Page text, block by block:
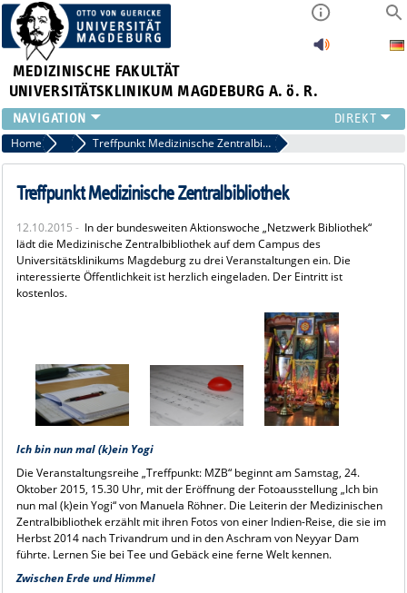
MEDIZINISCHE FAKULTÄT
UNIVERSITÄTSKLINIKUM MAGDEBURG A. ö. R.
INSTITUTE
KLINIKEN
ZENTRALE EINRICHTUNGEN
PRESSE
ÜBER UNS
INTERNATIONAL
INTRANET
Home Archiv 2015 Treffpunkt Medizinische Zentralbibliothek
Treffpunkt Medizinische Zentralbibliothek
12.10.2015 - In der bundesweiten Aktionswoche „Netzwerk Bibliothek“
lädt die Medizinische Zentralbibliothek auf dem Campus des
Universitätsklinikums Magdeburg zu drei Veranstaltungen ein. Die
interessierte Öffentlichkeit ist herzlich eingeladen. Der Eintritt ist
kostenlos.
Ich bin nun mal (k)ein Yogi
Die Veranstaltungsreihe „Treffpunkt: MZB“ beginnt am Samstag, 24.
Oktober 2015, 15.30 Uhr, mit der Eröffnung der Fotoausstellung „Ich bin
nun mal (k)ein Yogi“ von Manuela Röhner. Die Leiterin der Medizinischen
Zentralbibliothek erzählt mit ihren Fotos von einer Indien-Reise, die sie im
Herbst 2014 nach Trivandrum und in den Aschram von Neyyar Dam
führte. Lernen Sie bei Tee und Gebäck eine ferne Welt kennen.
Zwischen Erde und Himmel